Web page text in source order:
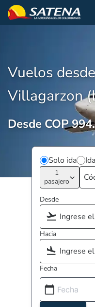
Vuelos
Villagarzon
Desde COP
Solo ida
1
pasajero
Desde
Hacia
Fecha